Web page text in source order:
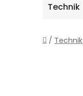
Technik
Startseite
/ Technik